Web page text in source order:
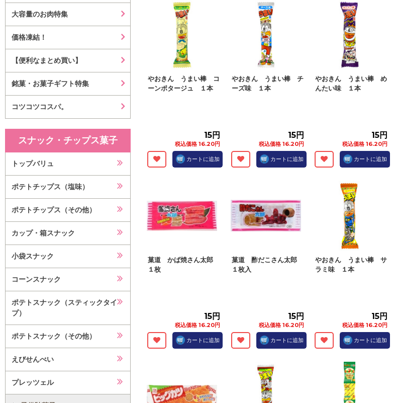
大容量のお肉特集
価格凍結！
【便利なまとめ買い】
銘菓・お菓子ギフト特集
コツコツコスパ。
スナック・チップス菓子
トップバリュ
ポテトチップス（塩味）
ポテトチップス（その他）
カップ・箱スナック
小袋スナック
コーンスナック
ポテトスナック（スティックタイ
プ）
ポテトスナック（その他）
えびせんべい
プレッツェル
やおきん うまい棒 コ
ーンポタージュ １本
15円
税込価格 16.20円
カートに追加
やおきん うまい棒 チ
ーズ味 １本
15円
税込価格 16.20円
カートに追加
やおきん うまい棒 め
んたい味 １本
15円
税込価格 16.20円
カートに追加
菓道 かば焼さん太郎
１枚
15円
税込価格 16.20円
カートに追加
菓道 酢だこさん太郎
１枚入
15円
税込価格 16.20円
カートに追加
やおきん うまい棒 サ
ラミ味 １本
15円
税込価格 16.20円
カートに追加